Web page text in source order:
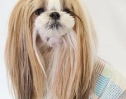
ス
キ
ッ
プ
ーダルでメディア (0) を開く